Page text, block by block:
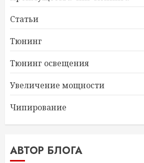
Статьи
Тюнинг
Тюнинг освещения
Увеличение мощности
Чипирование
АВТОР БЛОГА